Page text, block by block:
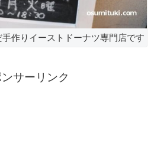
作りイーストドーナツ専門店です
ンサーリンク